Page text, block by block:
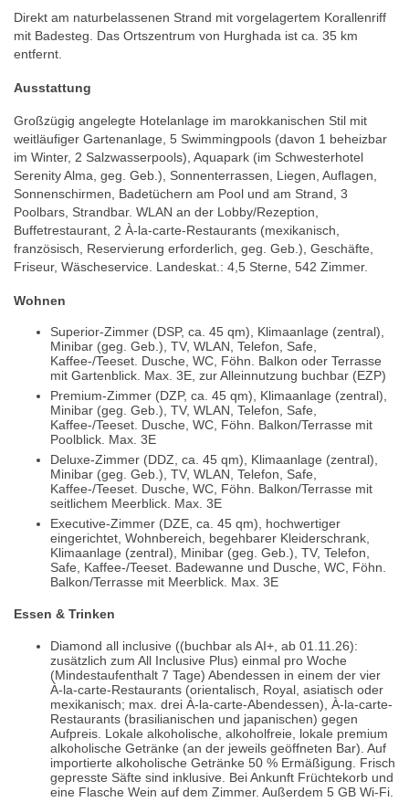
Direkt am naturbelassenen Strand mit vorgelagertem Korallenriff
mit Badesteg. Das Ortszentrum von Hurghada ist ca. 35 km
entfernt.
Ausstattung
Großzügig angelegte Hotelanlage im marokkanischen Stil mit
weitläufiger Gartenanlage, 5 Swimmingpools (davon 1 beheizbar
im Winter, 2 Salzwasserpools), Aquapark (im Schwesterhotel
Serenity Alma, geg. Geb.), Sonnenterrassen, Liegen, Auflagen,
Sonnenschirmen, Badetüchern am Pool und am Strand, 3
Poolbars, Strandbar. WLAN an der Lobby/Rezeption,
Buffetrestaurant, 2 À-la-carte-Restaurants (mexikanisch,
französisch, Reservierung erforderlich, geg. Geb.), Geschäfte,
Friseur, Wäscheservice. Landeskat.: 4,5 Sterne, 542 Zimmer.
Wohnen
Superior-Zimmer (DSP, ca. 45 qm), Klimaanlage (zentral),
Minibar (geg. Geb.), TV, WLAN, Telefon, Safe,
Kaffee-/Teeset. Dusche, WC, Föhn. Balkon oder Terrasse
mit Gartenblick. Max. 3E, zur Alleinnutzung buchbar (EZP)
Premium-Zimmer (DZP, ca. 45 qm), Klimaanlage (zentral),
Minibar (geg. Geb.), TV, WLAN, Telefon, Safe,
Kaffee-/Teeset. Dusche, WC, Föhn. Balkon/Terrasse mit
Poolblick. Max. 3E
Deluxe-Zimmer (DDZ, ca. 45 qm), Klimaanlage (zentral),
Minibar (geg. Geb.), TV, WLAN, Telefon, Safe,
Kaffee-/Teeset. Dusche, WC, Föhn. Balkon/Terrasse mit
seitlichem Meerblick. Max. 3E
Executive-Zimmer (DZE, ca. 45 qm), hochwertiger
eingerichtet, Wohnbereich, begehbarer Kleiderschrank,
Klimaanlage (zentral), Minibar (geg. Geb.), TV, Telefon,
Safe, Kaffee-/Teeset. Badewanne und Dusche, WC, Föhn.
Balkon/Terrasse mit Meerblick. Max. 3E
Essen & Trinken
Diamond all inclusive ((buchbar als AI+, ab 01.11.26):
zusätzlich zum All Inclusive Plus) einmal pro Woche
(Mindestaufenthalt 7 Tage) Abendessen in einem der vier
À-la-carte-Restaurants (orientalisch, Royal, asiatisch oder
mexikanisch; max. drei À-la-carte-Abendessen), À-la-carte-
Restaurants (brasilianischen und japanischen) gegen
Aufpreis. Lokale alkoholische, alkoholfreie, lokale premium
alkoholische Getränke (an der jeweils geöffneten Bar). Auf
importierte alkoholische Getränke 50 % Ermäßigung. Frisch
gepresste Säfte sind inklusive. Bei Ankunft Früchtekorb und
eine Flasche Wein auf dem Zimmer. Außerdem 5 GB Wi-Fi.